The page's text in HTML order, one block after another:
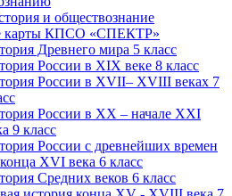
и обществознание
карты КПСО «СПЕКТР»
Древнего мира 5 класс
России в XIX веке 8 класс
России в XVII– XVIII веках 7
России в XX – начале XXI
9 класс
России с древнейших времен
XVI века 6 класс
Средних веков 6 класс